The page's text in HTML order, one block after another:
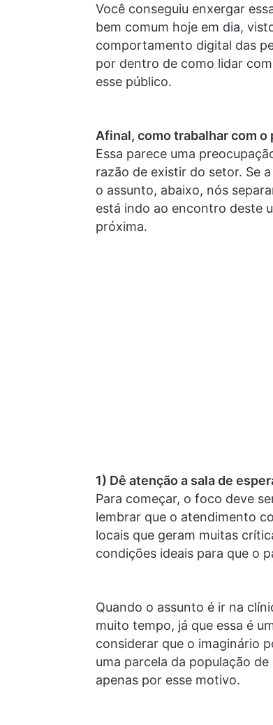
Você conseguiu enxergar
bem comum hoje em dia,
comportamento digital das
por dentro de como lidar
esse público.
Afinal, como trabalhar com
Essa parece uma
razão de existir do setor. Se
o assunto, abaixo, nós
está indo ao encontro deste
próxima.
1) Dê atenção a sala de
Para começar, o foco deve
lembrar que o atendimento
locais que geram muitas
condições ideais para que o
Quando o assunto é ir na
muito tempo, já que essa é
considerar que o imaginário
uma parcela da população
apenas por esse motivo.